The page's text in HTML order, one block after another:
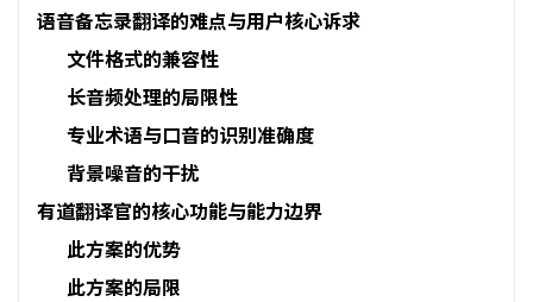
语音备忘录翻译的难点与用户核心诉求
文件格式的兼容性
长音频处理的局限性
专业术语与口音的识别准确度
背景噪音的干扰
有道翻译官的核心功能与能力边界
此方案的优势
此方案的局限